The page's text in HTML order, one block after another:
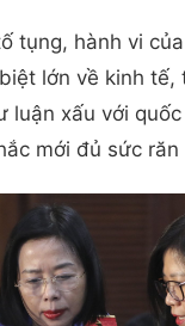
tụng, hành vi
lớn về kinh tế,
luận xấu với
mới đủ sức răn